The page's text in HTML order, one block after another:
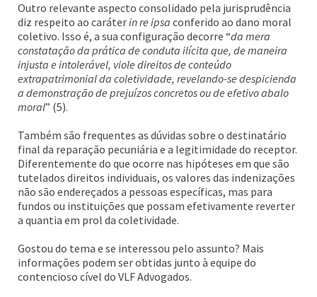
Outro relevante aspecto consolidado pela jurisprudência
diz respeito ao caráterin re ipsa conferido ao dano moral
coletivo. Isso é, a sua configuração decorre “da mera
constatação da prática de conduta ilícita que, de maneira
injusta e intolerável, viole direitos de conteúdo
extrapatrimonial da coletividade, revelando-se despicienda
a demonstração de prejuízos concretos ou de efetivo abalo
moral” (5).
Também são frequentes as dúvidas sobre o destinatário
final da reparação pecuniária e a legitimidade do receptor.
Diferentemente do que ocorre nas hipóteses em que são
tutelados direitos individuais, os valores das indenizações
não são endereçados a pessoas específicas, mas para
fundos ou instituições que possam efetivamente reverter
a quantia em prol da coletividade.
Gostou do tema e se interessou pelo assunto? Mais
informações podem ser obtidas junto à equipe do
contencioso cível do VLF Advogados.